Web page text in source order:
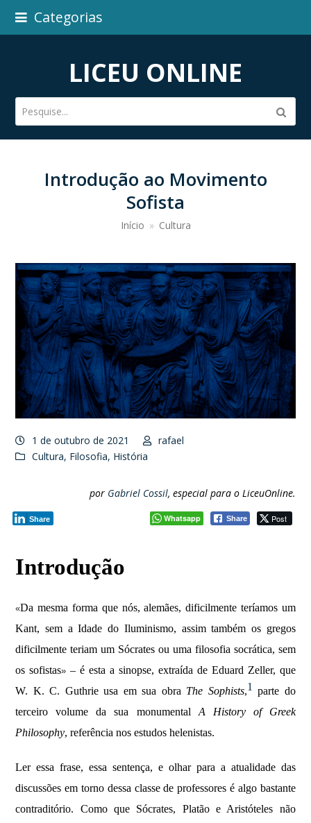
Categorias
LICEU ONLINE
Pesquise...
Introdução ao Movimento
Sofista
Início » Cultura
1 de outubro de 2021
rafael
Cultura, Filosofia, História
por Gabriel Cossil, especial para o LiceuOnline.
Whatsapp Share Post
Share
Introdução
«Da mesma forma que nós, alemães, dificilmente teríamos um
Kant, sem a Idade do Iluminismo, assim também os gregos
dificilmente teriam um Sócrates ou uma filosofia socrática, sem
os sofistas» – é esta a sinopse, extraída de Eduard Zeller, que
W. K. C. Guthrie usa em sua obra The Sophists,1 parte do
terceiro volume da sua monumental A History of Greek
Philosophy, referência nos estudos helenistas.
Ler essa frase, essa sentença, e olhar para a atualidade das
discussões em torno dessa classe de professores é algo bastante
contraditório. Como que Sócrates, Platão e Aristóteles não